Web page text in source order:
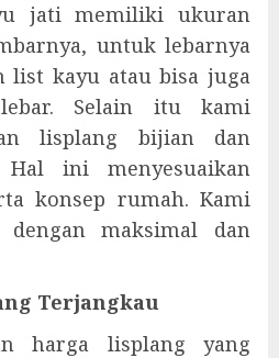
jati memiliki ukuran
untuk lebarnya
list kayu atau bisa juga
Selain itu kami
lisplang bijian dan
ini menyesuaikan
konsep rumah. Kami
dengan maksimal dan
Terjangkau
harga lisplang yang